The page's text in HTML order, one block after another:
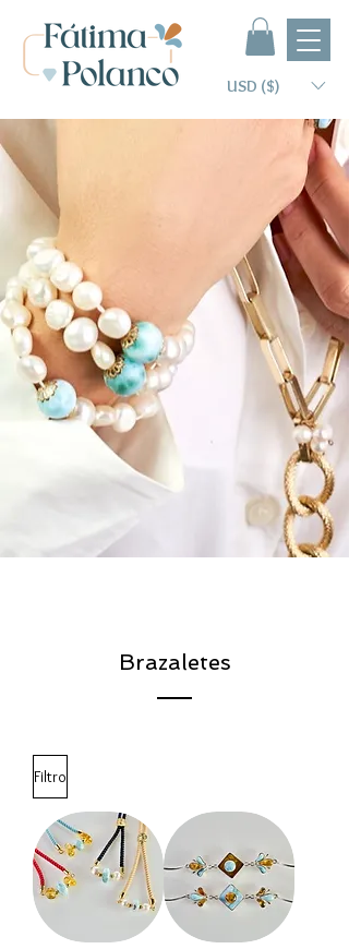
USD ($)
Brazaletes
Filtro